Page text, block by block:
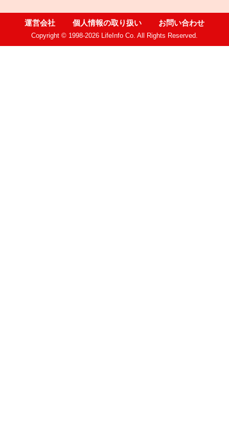
運営会社 個人情報の取り扱い お問い合わせ
Copyright © 1998-2026 LifeInfo Co. All Rights Reserved.